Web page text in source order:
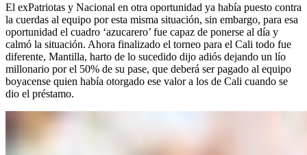
El exPatriotas y Nacional en otra oportunidad ya había puesto contra
la cuerdas al equipo por esta misma situación, sin embargo, para esa
oportunidad el cuadro ‘azucarero’ fue capaz de ponerse al día y
calmó la situación. Ahora finalizado el torneo para el Cali todo fue
diferente, Mantilla, harto de lo sucedido dijo adiós dejando un lío
millonario por el 50% de su pase, que deberá ser pagado al equipo
boyacense quien había otorgado ese valor a los de Cali cuando se
dio el préstamo.